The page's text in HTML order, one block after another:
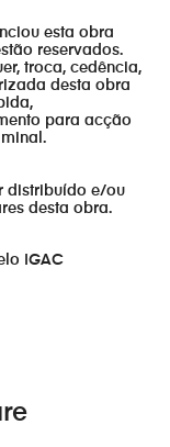
esta obra
reservados.
troca, cedência,
desta obra
para acção
distribuído e/ou
desta obra.
IGAC